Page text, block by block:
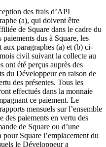
des frais d’API
(a), qui doivent être
de Square dans le cadre du
dus à Square, les
paragraphes (a) et (b) ci-
civil suivant la collecte au
ont été perçus auprès des
du Développeur en raison de
des présentes. Tous les
effectués dans la monnaie
ce paiement. Le
mensuels sur l’ensemble
des paiements en vertu des
de Square ou d’une
Square l’emplacement du
le Développeur a